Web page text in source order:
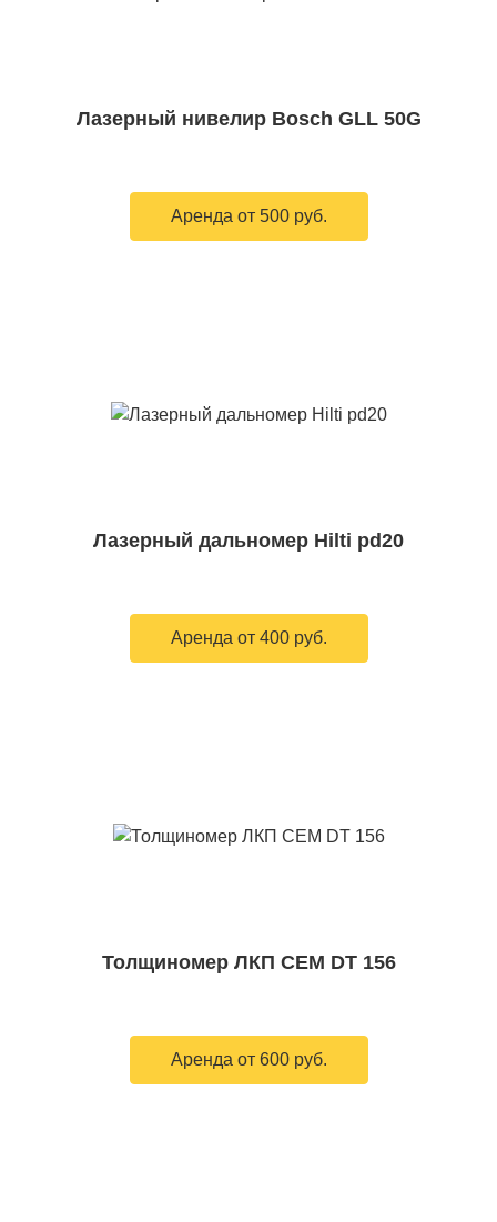
Лазерный нивелир Bosch GLL 50G
Аренда от 500 руб.
Лазерный дальномер Hilti pd20
Аренда от 400 руб.
Толщиномер ЛКП CEM DT 156
Аренда от 600 руб.